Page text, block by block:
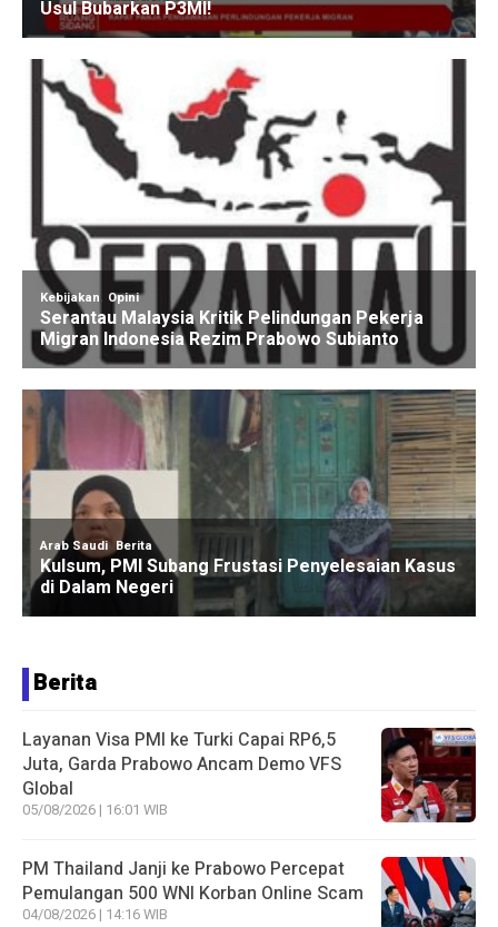
Berita
Layanan Visa PMI ke Turki Capai RP6,5
Juta, Garda Prabowo Ancam Demo VFS
Global
05/08/2026 | 16:01 WIB
PM Thailand Janji ke Prabowo Percepat
Pemulangan 500 WNI Korban Online Scam
04/08/2026 | 14:16 WIB